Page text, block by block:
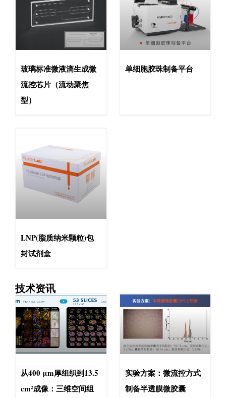
玻璃标准微液滴生成微
流控芯片（流动聚焦
型）
单细胞胶珠制备平台
LNP(脂质纳米颗粒)包
封试剂盒
技术资讯
从400 μm厚组织到13.5
cm²成像：三维空间组
实验方案：微流控方式
制备半透膜微胶囊